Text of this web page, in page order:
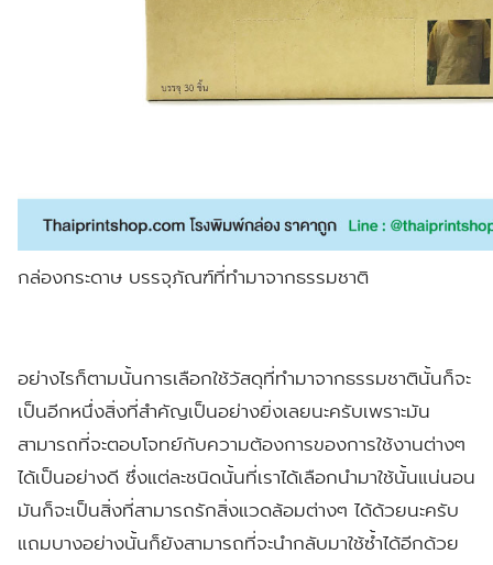
กล่องกระดาษ บรรจุภัณฑ์ที่ทำมาจากธรรมชาติ
อย่างไรก็ตามนั้นการเลือกใช้วัสดุที่ทำมาจากธรรมชาตินั้นก็จะ
เป็นอีกหนึ่งสิ่งที่สำคัญเป็นอย่างยิ่งเลยนะครับเพราะมัน
สามารถที่จะตอบโจทย์กับความต้องการของการใช้งานต่างๆ
ได้เป็นอย่างดี ซึ่งแต่ละชนิดนั้นที่เราได้เลือกนำมาใช้นั้นแน่นอน
มันก็จะเป็นสิ่งที่สามารถรักสิ่งแวดล้อมต่างๆ ได้ด้วยนะครับ
แถมบางอย่างนั้นก็ยังสามารถที่จะนำกลับมาใช้ซ้ำได้อีกด้วย